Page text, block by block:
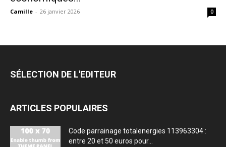
Camille - 26 janvier 2026 0
SÉLECTION DE L'EDITEUR
ARTICLES POPULAIRES
Code parrainage totalenergies 113963304 :
entre 20 et 50 euros pour...